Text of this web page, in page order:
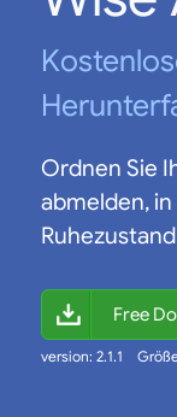
Ordnen Sie
abmelden,
Free
version: 2.1.1